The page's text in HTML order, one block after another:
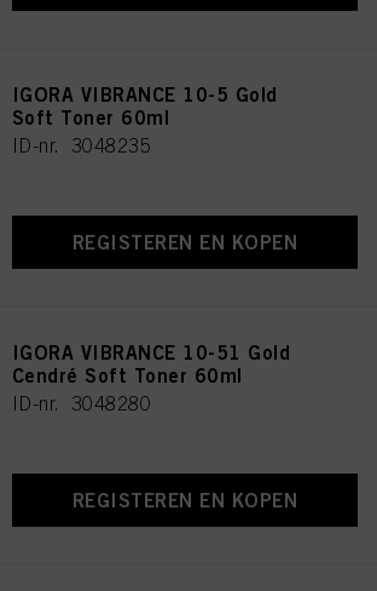
IGORA VIBRANCE 10-5 Gold
Soft Toner 60ml
ID-nr. 3048235
REGISTEREN EN KOPEN
IGORA VIBRANCE 10-51 Gold
Cendré Soft Toner 60ml
ID-nr. 3048280
REGISTEREN EN KOPEN